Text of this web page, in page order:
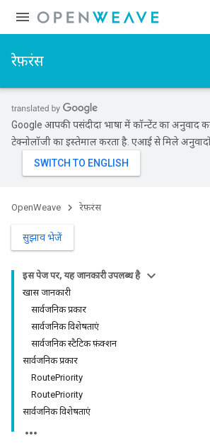
रेफ़रंस
Google आपकी पसंदीदा भाषा में कॉन्टेंट का अनुवाद
टेक्नोलॉजी का इस्तेमाल करता है. एआई से मिले
OpenWeave रेफ़रंस
सुझाव भेजें
इस पेज पर, यह जानकारी उपलब्ध है
खास जानकारी
सार्वजनिक प्रकार
सार्वजनिक विशेषताएं
सार्वजनिक स्टैटिक फ़ंक्शन
सार्वजनिक प्रकार
RoutePriority
RoutePriority
सार्वजनिक विशेषताएं